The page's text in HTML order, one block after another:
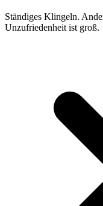
Ständiges Klingeln.
Unzufriedenheit ist groß.